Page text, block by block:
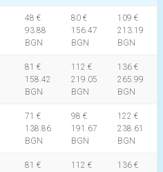
48 €
93.88
BGN
80 €
156.47
BGN
109 €
213.19
BGN
81 €
158.42
BGN
112 €
219.05
BGN
136 €
265.99
BGN
71 €
138.86
BGN
98 €
191.67
BGN
122 €
238.61
BGN
81 €
112 €
136 €